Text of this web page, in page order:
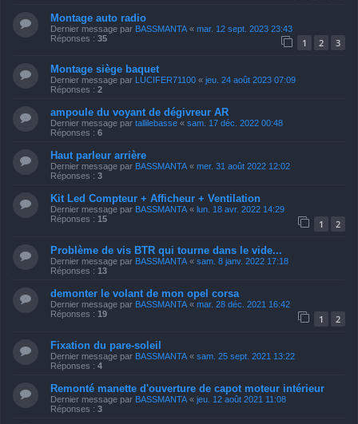
Montage auto radio
Dernier message par BASSMANTA « mar. 12 sept. 2023 23:43
Réponses : 35 1 2 3
Montage siège baquet
Dernier message par LUCIFER71100 « jeu. 24 août 2023 07:09
Réponses : 2
ampoule du voyant de dégivreur AR
Dernier message par tallilebasse « sam. 17 déc. 2022 00:48
Réponses : 6
Haut parleur arrière
Dernier message par BASSMANTA « mer. 31 août 2022 12:02
Réponses : 3
Kit Led Compteur + Afficheur + Ventilation
Dernier message par BASSMANTA « lun. 18 avr. 2022 14:29
Réponses : 15 1 2
Problème de vis BTR qui tourne dans le vide...
Dernier message par BASSMANTA « sam. 8 janv. 2022 17:18
Réponses : 13
demonter le volant de mon opel corsa
Dernier message par BASSMANTA « mar. 28 déc. 2021 16:42
Réponses : 19 1 2
Fixation du pare-soleil
Dernier message par BASSMANTA « sam. 25 sept. 2021 13:22
Réponses : 4
Remonté manette d'ouverture de capot moteur intérieur
Dernier message par BASSMANTA « jeu. 12 août 2021 11:08
Réponses : 3